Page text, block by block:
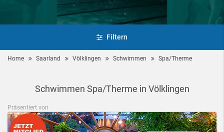
Filtern
Home Saarland Völklingen Schwimmen Spa/Therme
Schwimmen Spa/Therme in Völklingen
Präsentiert von